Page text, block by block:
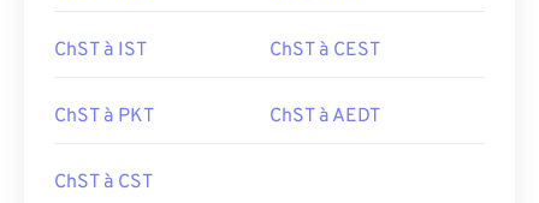
ChST à IST ChST à CEST
ChST à PKT ChST à AEDT
ChST à CST